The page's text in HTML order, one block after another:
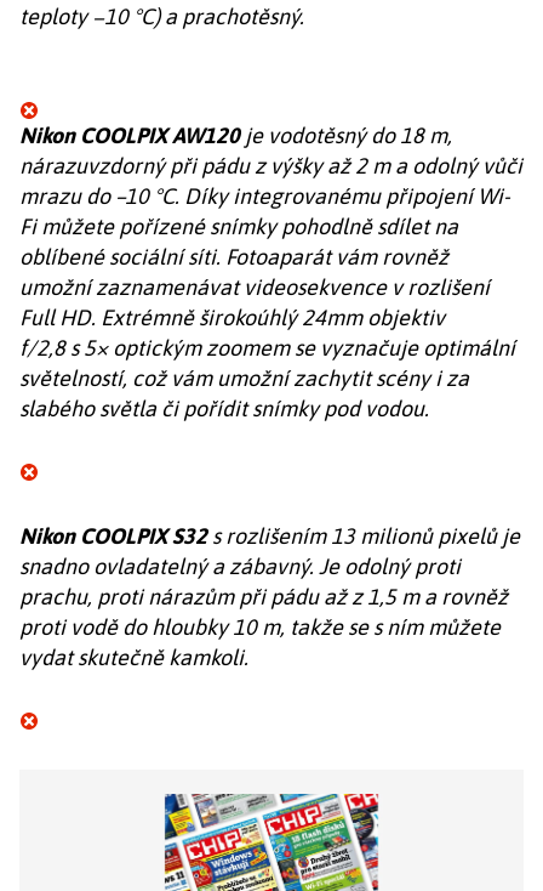
teploty −10 °C) a prachotěsný.
Nikon COOLPIX AW120je vodotěsný do 18 m,
nárazuvzdorný při pádu z výšky až 2 m a odolný vůči
mrazu do –10 °C. Díky integrovanému připojení Wi-
Fi můžete pořízené snímky pohodlně sdílet na
oblíbené sociální síti. Fotoaparát vám rovněž
umožní zaznamenávat videosekvence v rozlišení
Full HD. Extrémně širokoúhlý 24mm objektiv
f/2,8 s 5× optickým zoomem se vyznačuje optimální
světelností, což vám umožní zachytit scény i za
slabého světla či pořídit snímky pod vodou.
Nikon COOLPIX S32s rozlišením 13 milionů pixelů je
snadno ovladatelný a zábavný. Je odolný proti
prachu, proti nárazům při pádu až z 1,5 m a rovněž
proti vodě do hloubky 10 m, takže se s ním můžete
vydat skutečně kamkoli.